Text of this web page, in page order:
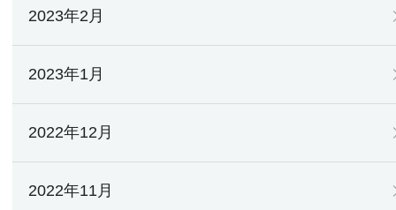
2023年2月
2023年1月
2022年12月
2022年11月